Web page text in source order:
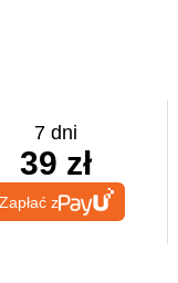
7 dni
39 zł
Zapłać z